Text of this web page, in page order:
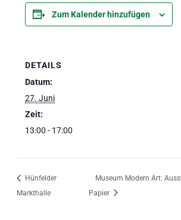
Zum Kalender hinzufügen
DETAILS
Datum:
27. Juni
Zeit:
13:00 - 17:00
Hünfelder
Markthalle
Museum Modern Art:
Papier